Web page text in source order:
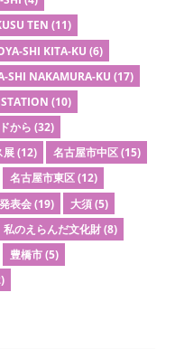
TEN (11)
SHI KITA-KU (6)
SHI NAKAMURA-KU (17)
(10)
から (32)
展(12) 名古屋市中区(15)
名古屋市東区(12)
表会(19) 大須(5)
私のえらんだ文化財(8)
豊橋市(5)